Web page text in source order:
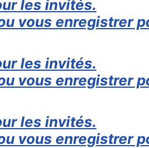
les invités.
vous enregistrer
les invités.
vous enregistrer
les invités.
vous enregistrer